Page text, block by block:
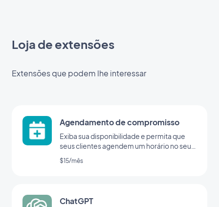
Loja de extensões
Extensões que podem lhe interessar
Agendamento de compromisso
Exiba sua disponibilidade e permita que
seus clientes agendem um horário no seu
app
$15/mês
ChatGPT